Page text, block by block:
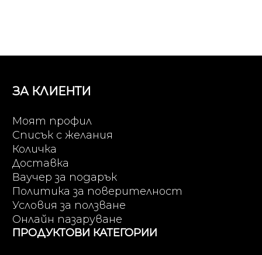
ЗА КЛИЕНТИ
Моят профил
Списък с желания
Количка
Доставка
Ваучер за подарък
Политика за поверителност
Условия за ползване
Онлайн пазаруване
ПРОДУКТОВИ КАТЕГОРИИ